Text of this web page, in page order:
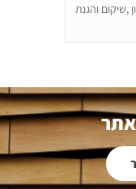
,שיקום והגנת